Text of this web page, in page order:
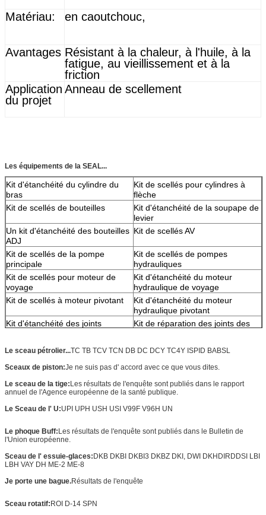
Matériau: en caoutchouc,
Avantages Résistant à la chaleur, à l'huile, à la
fatigue, au vieillissement et à la
friction
Application
du projet
Anneau de scellement
Les équipements de la SEAL...
Kit d'étanchéité du cylindre du
bras
Kit de scellés pour cylindres à
flèche
Kit de scellés de bouteilles
Kit d'étanchéité de la soupape de
levier
Un kit d'étanchéité des bouteilles
ADJ
Kit de scellés AV
Kit de scellés de la pompe
principale
Kit de scellés de pompes
hydrauliques
Kit de scellés pour moteur de
voyage
Kit d'étanchéité du moteur
hydraulique de voyage
Kit de scellés à moteur pivotant
Kit d'étanchéité du moteur
hydraulique pivotant
Kit d'étanchéité des joints
Kit de réparation des joints des
Kit de scellés de soupape pilote
Kit de scellés de soupape de
Kit de réparation des joints des
pompes à engrenages
Le sceau pétrolier...TC TB TCV TCN DB DC DCY TC4Y ISPID BABSL
Sceaux de piston:Je ne suis pas d' accord avec ce que vous dites.
Le sceau de la tige:Les résultats de l'enquête sont publiés dans le rapport
annuel de l'Agence européenne de la santé publique.
Le Sceau de l' U:UPI UPH USH USI V99F V96H UN
Le phoque Buff:Les résultats de l'enquête sont publiés dans le Bulletin de
l'Union européenne.
Sceau de l' essuie-glaces:DKB DKBI DKBI3 DKBZ DKI, DWI DKHDIRDDSI LBI
LBH VAY DH ME-2 ME-8
Je porte une bague.Résultats de l'enquête
Sceau rotatif:ROI D-14 SPN